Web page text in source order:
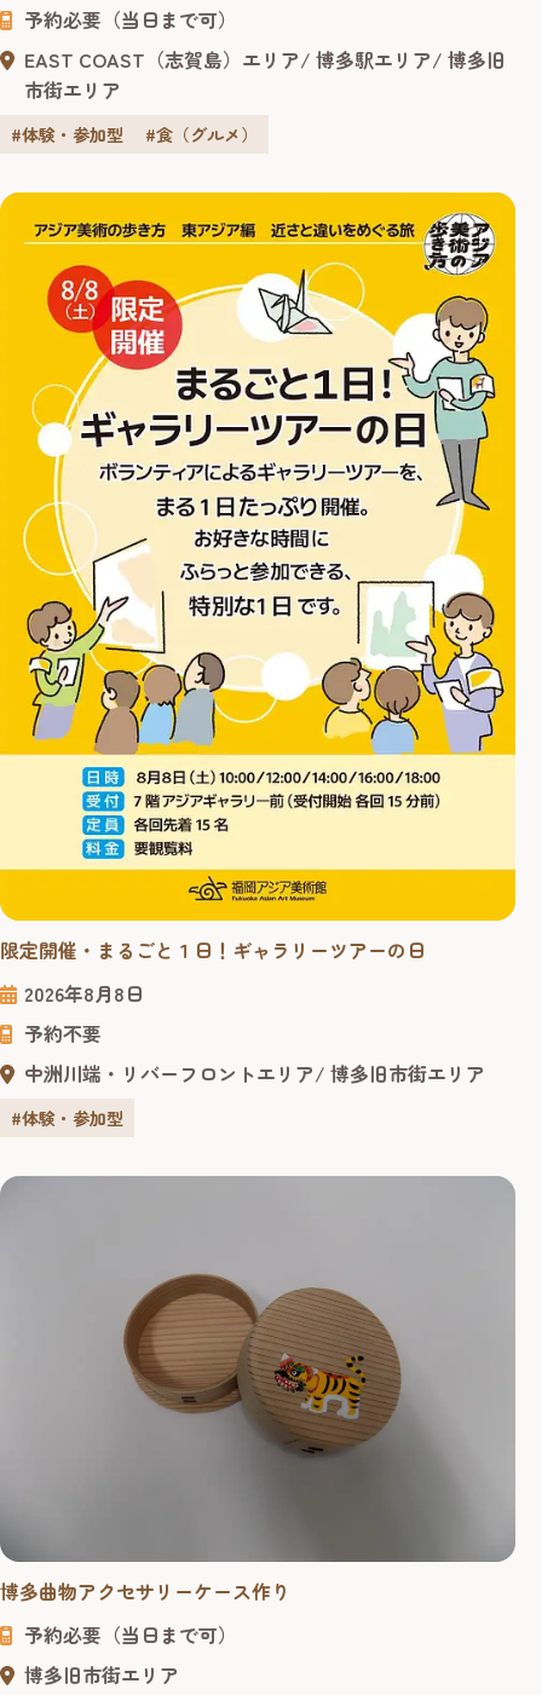
予約必要（当日まで可）
EAST COAST（志賀島）エリア
博多駅エリア
博多旧
市街エリア
#体験・参加型 #食（グルメ）
限定開催・まるごと１日！ギャラリーツアーの日
2026年8月8日
予約不要
中洲川端・リバーフロントエリア
博多旧市街エリア
#体験・参加型
博多曲物アクセサリーケース作り
予約必要（当日まで可）
博多旧市街エリア